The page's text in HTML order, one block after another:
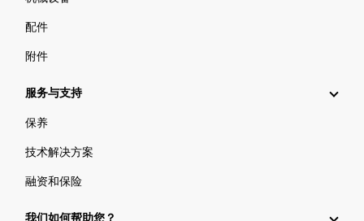
配件
附件
服务与支持
保养
技术解决方案
融资和保险
我们如何帮助您？